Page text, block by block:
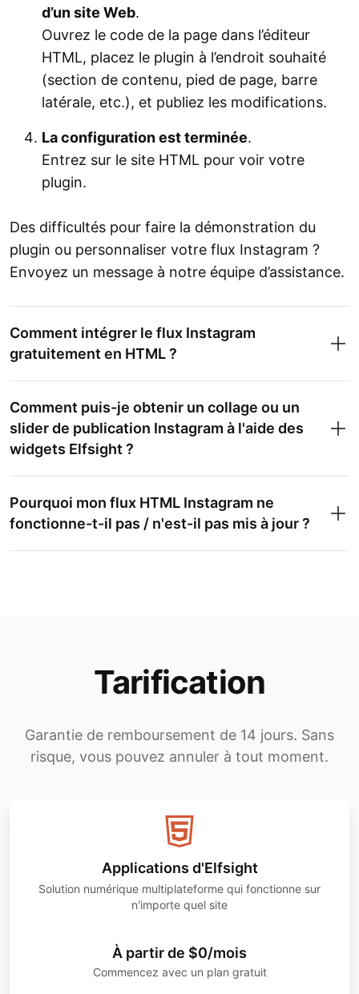
d’un site Web.
Ouvrez le code de la page dans l’éditeur
HTML, placez le plugin à l’endroit souhaité
(section de contenu, pied de page, barre
latérale, etc.), et publiez les modifications.
La configuration est terminée.
Entrez sur le site HTML pour voir votre
plugin.
Des difficultés pour faire la démonstration du
plugin ou personnaliser votre flux Instagram ?
Envoyez un message à notre équipe d’assistance.
Comment intégrer le flux Instagram
gratuitement en HTML ?
Instagram Feed
Comment puis-je obtenir un collage ou un
slider de publication Instagram à l'aide des
widgets Elfsight ?
Pourquoi mon flux HTML Instagram ne
fonctionne-t-il pas / n'est-il pas mis à jour ?
Tarification
Garantie de remboursement de 14 jours. Sans
risque, vous pouvez annuler à tout moment.
Applications d'Elfsight
Solution numérique multiplateforme qui fonctionne sur
n'importe quel site
À partir de $0/mois
Commencez avec un plan gratuit